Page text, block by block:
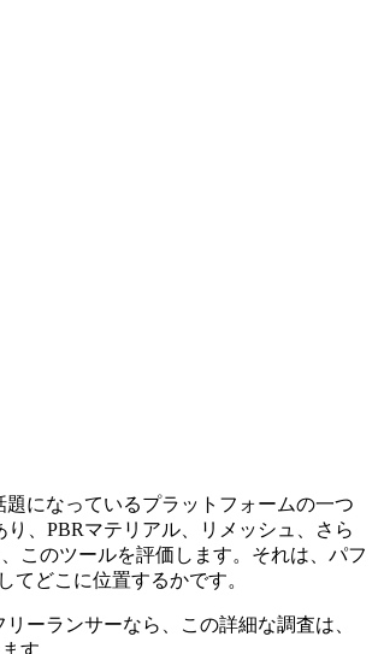
になっているプラットフォームの一つ
、PBRマテリアル、リメッシュ、さら
このツールを評価します。それは、パフ
てどこに位置するかです。
ーランサーなら、この詳細な調査は、
す。